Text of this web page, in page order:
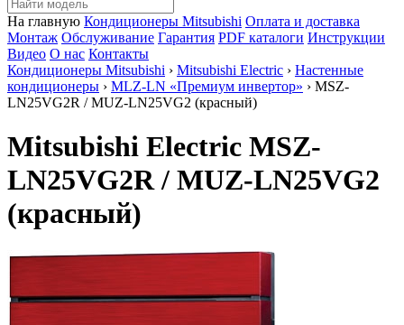
На главную Кондиционеры Mitsubishi Оплата и доставка
Монтаж Обслуживание Гарантия PDF каталоги Инструкции
Видео О нас Контакты
Кондиционеры Mitsubishi › Mitsubishi Electric › Настенные
кондиционеры › MLZ-LN «Премиум инвертор» › MSZ-
LN25VG2R / MUZ-LN25VG2 (красный)
Mitsubishi Electric MSZ-
LN25VG2R / MUZ-LN25VG2
(красный)